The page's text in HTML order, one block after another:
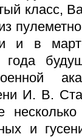
класс,
и в
И. В.
и